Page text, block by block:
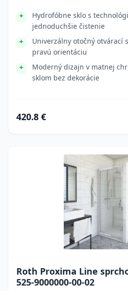
Hydrofóbne sklo s
jednoduchšie čistenie
Univerzálny otočný otvárací
pravú orientáciu
Moderný dizajn v matnej
sklom bez dekorácie
420.8 €
Roth Proxima Line
525-9000000-00-02